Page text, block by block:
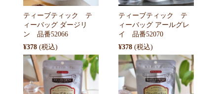
ティーブティック テ
ィーバッグ ダージリ
ン 品番52066
¥378
ティーブティック テ
ィーバッグ アールグレ
イ 品番52070
¥378